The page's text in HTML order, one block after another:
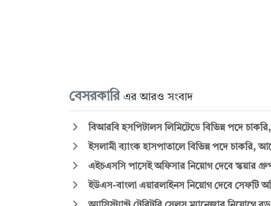
বেসরকারি এর আরও সংবাদ
বিআরবি হসপিটালস লিমিটেডে বিভিন্ন পদে
ইসলামী ব্যাংক হাসপাতালে বিভিন্ন পদে
এইচএসসি পাসেই অফিসার নিয়োগ দেবে স্কয়ার
ইউএস-বাংলা এয়ারলাইনস নিয়োগ দেবে সেফটি